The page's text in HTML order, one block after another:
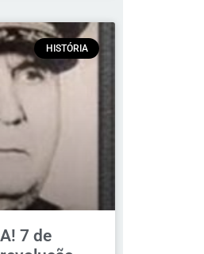
HISTÓRIA
7 de